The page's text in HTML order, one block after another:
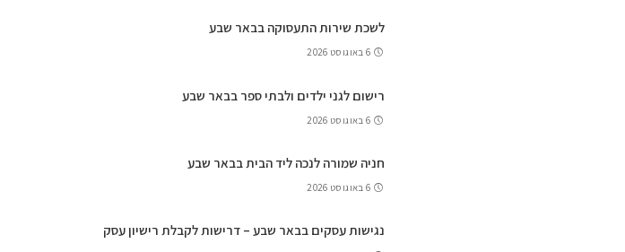
לשכת שירות התעסוקה בבאר שבע
6 באוגוסט 2026
רישום לגני ילדים ולבתי ספר בבאר שבע
6 באוגוסט 2026
חניה שמורה לנכה ליד הבית בבאר שבע
6 באוגוסט 2026
נגישות עסקים בבאר שבע – דרישות לקבלת רישיון עסק